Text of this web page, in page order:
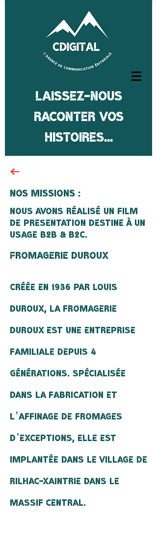
laissez-nous
raconter vos
histoires...
NOS MISSIONS :
NOUS avons réalisé UN FILM
DE PRESENTATION DESTINE àUN
USAGE B2B & B2C.
FROMAGERIE DUROUX
Créée en 1936 par Louis
Duroux, la fromagerie
DUROUX est une entreprise
familiale depuis 4
générations. Spécialisée
dans la fabrication et
l’affinage de fromages
d’exceptions, elle est
implantée dans le village de
Rilhac-Xaintrie DANS LE
MASSIF CENTRAL.